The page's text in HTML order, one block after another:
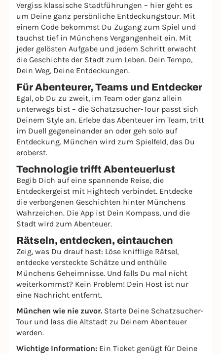
Vergiss klassische Stadtführungen – hier geht es
um Deine ganz persönliche Entdeckungstour. Mit
einem Code bekommst Du Zugang zum Spiel und
tauchst tief in Münchens Vergangenheit ein. Mit
jeder gelösten Aufgabe und jedem Schritt erwacht
die Geschichte der Stadt zum Leben. Dein Tempo,
Dein Weg, Deine Entdeckungen.
Für Abenteurer, Teams und Entdecker
Egal, ob Du zu zweit, im Team oder ganz allein
unterwegs bist – die Schatzsucher-Tour passt sich
Deinem Style an. Erlebe das Abenteuer im Team, tritt
im Duell gegeneinander an oder geh solo auf
Entdeckung. München wird zum Spielfeld, das Du
eroberst.
Technologie trifft Abenteuerlust
Begib Dich auf eine spannende Reise, die
Entdeckergeist mit Hightech verbindet. Entdecke
die verborgenen Geschichten hinter Münchens
Wahrzeichen. Die App ist Dein Kompass, und die
Stadt wird zum Abenteuer.
Rätseln, entdecken, eintauchen
Zeig, was Du drauf hast: Löse knifflige Rätsel,
entdecke versteckte Schätze und enthülle
Münchens Geheimnisse. Und falls Du mal nicht
weiterkommst? Kein Problem! Dein Host ist nur
eine Nachricht entfernt.
München wie nie zuvor. Starte Deine Schatzsucher-
Tour und lass die Altstadt zu Deinem Abenteuer
werden.
Wichtige Information: Ein Ticket genügt für Deine